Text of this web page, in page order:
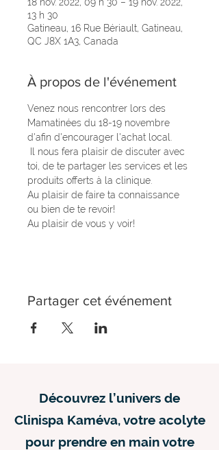
13 h 30
Gatineau, 16 Rue Bériault, Gatineau,
QC J8X 1A3, Canada
À propos de l'événement
Venez nous rencontrer lors des
Mamatinées du 18-19 novembre
d'afin d'encourager l'achat local.
Il nous fera plaisir de discuter avec
toi, de te partager les services et les
produits offerts à la clinique.
Au plaisir de faire ta connaissance
ou bien de te revoir!
Au plaisir de vous y voir!
Partager cet événement
Découvrez l’univers de
Clinispa Kaméva, votre acolyte
pour prendre en main votre